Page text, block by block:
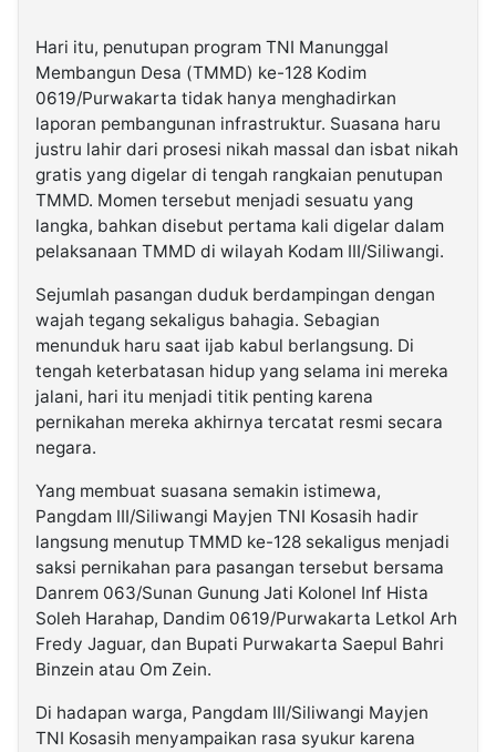
Hari itu, penutupan program TNI Manunggal
Membangun Desa (TMMD) ke-128 Kodim
0619/Purwakarta tidak hanya menghadirkan
laporan pembangunan infrastruktur. Suasana haru
justru lahir dari prosesi nikah massal dan isbat nikah
gratis yang digelar di tengah rangkaian penutupan
TMMD. Momen tersebut menjadi sesuatu yang
langka, bahkan disebut pertama kali digelar dalam
pelaksanaan TMMD di wilayah Kodam III/Siliwangi.
Sejumlah pasangan duduk berdampingan dengan
wajah tegang sekaligus bahagia. Sebagian
menunduk haru saat ijab kabul berlangsung. Di
tengah keterbatasan hidup yang selama ini mereka
jalani, hari itu menjadi titik penting karena
pernikahan mereka akhirnya tercatat resmi secara
negara.
Yang membuat suasana semakin istimewa,
Pangdam III/Siliwangi Mayjen TNI Kosasih hadir
langsung menutup TMMD ke-128 sekaligus menjadi
saksi pernikahan para pasangan tersebut bersama
Danrem 063/Sunan Gunung Jati Kolonel Inf Hista
Soleh Harahap, Dandim 0619/Purwakarta Letkol Arh
Fredy Jaguar, dan Bupati Purwakarta Saepul Bahri
Binzein atau Om Zein.
Di hadapan warga, Pangdam III/Siliwangi Mayjen
TNI Kosasih menyampaikan rasa syukur karena